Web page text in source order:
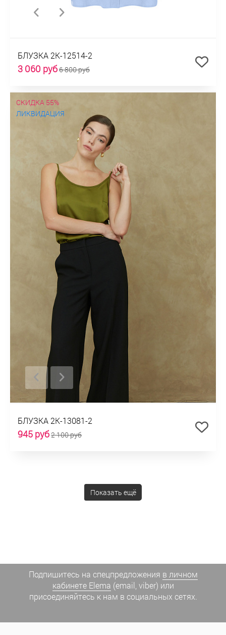
БЛУЗКА 2К-12514-2
3 060 руб6 800 руб
СКИДКА 55%
ЛИКВИДАЦИЯ
БЛУЗКА 2К-13081-2
945 руб2 100 руб
Показать ещё
Подпишитесь на спецпредложения в личном
кабинете Elema (email, viber) или
присоединяйтесь к нам в социальных сетях.